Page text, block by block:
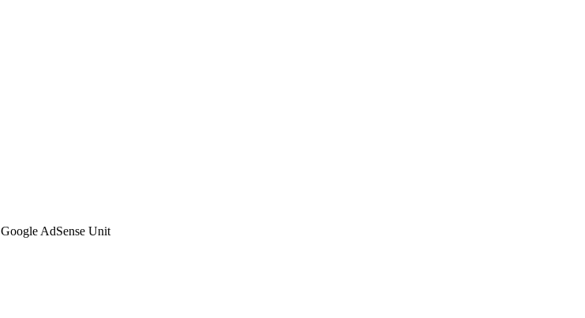
Google AdSense Unit